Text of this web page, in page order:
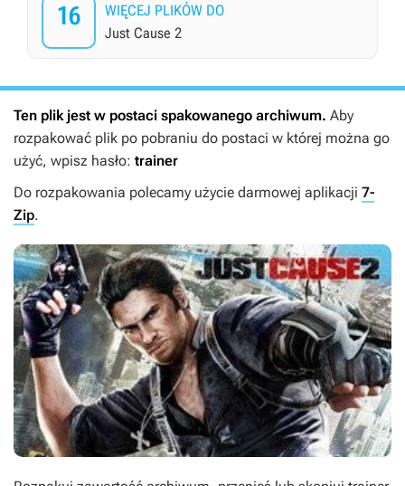
16
WIĘCEJ PLIKÓW DO
Just Cause 2
Ten plik jest w postaci spakowanego archiwum. Aby
rozpakować plik po pobraniu do postaci w której można go
użyć, wpisz hasło: trainer
Do rozpakowania polecamy użycie darmowej aplikacji 7-
Zip.